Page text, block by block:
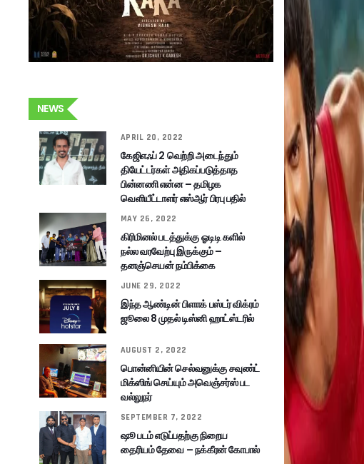
NEWS
APRIL 20, 2022
கேஜிஎஃப் 2 வெற்றி அடைந்தும்
தியேட்டர்கள் அதிகப்படுத்தாத
பின்னணி என்ன – தமிழக
வெளியீட்டாளர் எஸ்ஆர் பிரபு பதில்
MAY 26, 2022
கிரிமினல் படத்துக்கு ஓடிடி களில்
நல்ல வரவேற்பு இருக்கும் –
தனஞ்செயன் நம்பிக்கை
JUNE 29, 2022
இந்த ஆண்டின் பிளாக் பஸ்டர் விக்ரம்
ஜூலை 8 முதல் டிஸ்னி ஹாட்ஸ்டரில்
AUGUST 2, 2022
பொன்னியின் செல்வனுக்கு சவுண்ட்
மிக்ஸிங் செய்யும் அவெஞ்சர்ஸ் பட
வல்லுநர்
SEPTEMBER 7, 2022
ஷூ படம் எடுப்பதற்கு நிறைய
தைரியம் தேவை – நக்கீரன் கோபால்